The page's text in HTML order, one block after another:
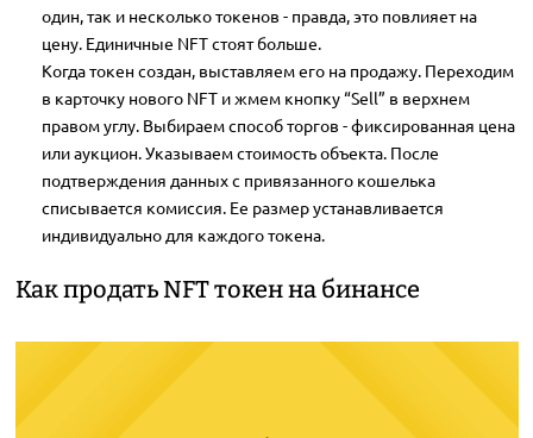
один, так и несколько токенов - правда, это повлияет на
цену. Единичные NFT стоят больше.
Когда токен создан, выставляем его на продажу. Переходим
в карточку нового NFT и жмем кнопку “Sell” в верхнем
правом углу. Выбираем способ торгов - фиксированная цена
или аукцион. Указываем стоимость объекта. После
подтверждения данных с привязанного кошелька
списывается комиссия. Ее размер устанавливается
индивидуально для каждого токена.
Как продать NFT токен на бинансе